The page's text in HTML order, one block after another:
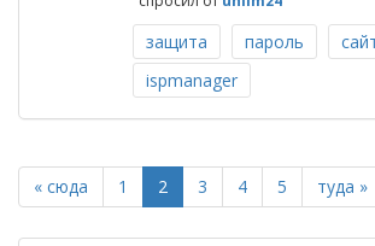
защита пароль
ispmanager
« сюда 1 2 3 4 5 туда »